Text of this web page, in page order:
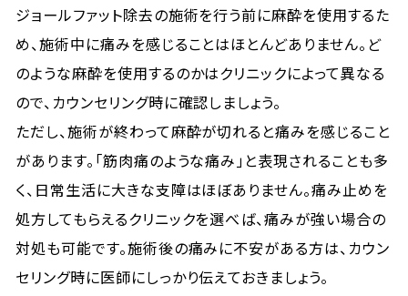
ジョールファット除去の施術を行う前に麻酔を使用するた
め、施術中に痛みを感じることはほとんどありません。ど
のような麻酔を使用するのかはクリニックによって異なる
ので、カウンセリング時に確認しましょう。
ただし、施術が終わって麻酔が切れると痛みを感じること
があります。「筋肉痛のような痛み」と表現されることも多
く、日常生活に大きな支障はほぼありません。痛み止めを
処方してもらえるクリニックを選べば、痛みが強い場合の
対処も可能です。施術後の痛みに不安がある方は、カウン
セリング時に医師にしっかり伝えておきましょう。